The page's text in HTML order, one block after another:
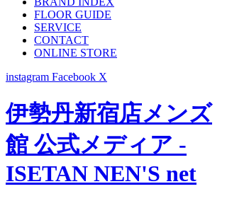
FLOOR GUIDE
SERVICE
CONTACT
ONLINE STORE
instagram Facebook X
伊勢丹新宿店メンズ
館 公式メディア -
ISETAN NEN'S net